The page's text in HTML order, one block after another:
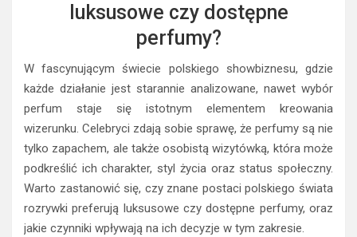
luksusowe czy dostępne
perfumy?
W fascynującym świecie polskiego showbiznesu, gdzie
każde działanie jest starannie analizowane, nawet wybór
perfum staje się istotnym elementem kreowania
wizerunku. Celebryci zdają sobie sprawę, że perfumy są nie
tylko zapachem, ale także osobistą wizytówką, która może
podkreślić ich charakter, styl życia oraz status społeczny.
Warto zastanowić się, czy znane postaci polskiego świata
rozrywki preferują luksusowe czy dostępne perfumy, oraz
jakie czynniki wpływają na ich decyzje w tym zakresie.